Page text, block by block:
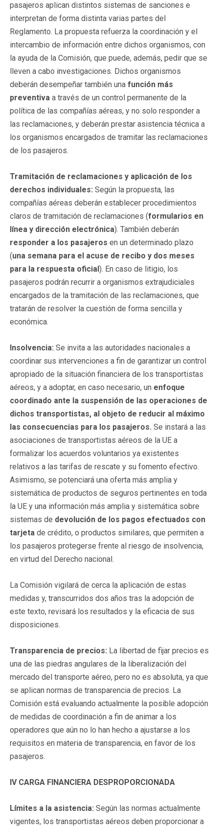
pasajeros aplican distintos sistemas de sanciones e
interpretan de forma distinta varias partes del
Reglamento. La propuesta refuerza la coordinación y el
intercambio de información entre dichos organismos, con
la ayuda de la Comisión, que puede, además, pedir que se
lleven a cabo investigaciones. Dichos organismos
deberán desempeñar también una función más
preventiva a través de un control permanente de la
política de las compañías aéreas, y no solo responder a
las reclamaciones, y deberán prestar asistencia técnica a
los organismos encargados de tramitar las reclamaciones
de los pasajeros.
Tramitación de reclamaciones y aplicación de los
derechos individuales: Según la propuesta, las
compañías aéreas deberán establecer procedimientos
claros de tramitación de reclamaciones (formularios en
línea y dirección electrónica). También deberán
responder a los pasajeros en un determinado plazo
(una semana para el acuse de recibo y dos meses
para la respuesta oficial). En caso de litigio, los
pasajeros podrán recurrir a organismos extrajudiciales
encargados de la tramitación de las reclamaciones, que
tratarán de resolver la cuestión de forma sencilla y
económica.
Insolvencia: Se invita a las autoridades nacionales a
coordinar sus intervenciones a fin de garantizar un control
apropiado de la situación financiera de los transportistas
aéreos, y a adoptar, en caso necesario, un enfoque
coordinado ante la suspensión de las operaciones de
dichos transportistas, al objeto de reducir al máximo
las consecuencias para los pasajeros. Se instará a las
asociaciones de transportistas aéreos de la UE a
formalizar los acuerdos voluntarios ya existentes
relativos a las tarifas de rescate y su fomento efectivo.
Asimismo, se potenciará una oferta más amplia y
sistemática de productos de seguros pertinentes en toda
la UE y una información más amplia y sistemática sobre
sistemas de devolución de los pagos efectuados con
tarjeta de crédito, o productos similares, que permiten a
los pasajeros protegerse frente al riesgo de insolvencia,
en virtud del Derecho nacional.
La Comisión vigilará de cerca la aplicación de estas
medidas y, transcurridos dos años tras la adopción de
este texto, revisará los resultados y la eficacia de sus
disposiciones.
Transparencia de precios: La libertad de fijar precios es
una de las piedras angulares de la liberalización del
mercado del transporte aéreo, pero no es absoluta, ya que
se aplican normas de transparencia de precios. La
Comisión está evaluando actualmente la posible adopción
de medidas de coordinación a fin de animar a los
operadores que aún no lo han hecho a ajustarse a los
requisitos en materia de transparencia, en favor de los
pasajeros.
IV CARGA FINANCIERA DESPROPORCIONADA
Límites a la asistencia: Según las normas actualmente
vigentes, los transportistas aéreos deben proporcionar a